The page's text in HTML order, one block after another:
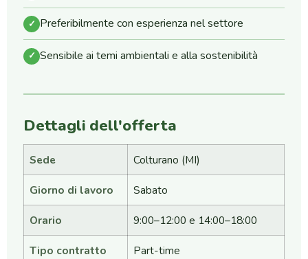
✓ Preferibilmente con esperienza nel settore
✓ Sensibile ai temi ambientali e alla sostenibilità
Dettagli dell'offerta
Sede Colturano (MI)
Giorno di lavoro Sabato
Orario 9:00–12:00 e 14:00–18:00
Tipo contratto Part-time